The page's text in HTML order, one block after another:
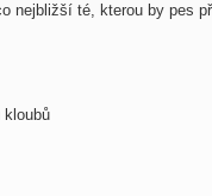
nejbližší té, kterou by pes
kloubů